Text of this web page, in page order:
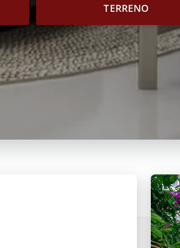
TERRENO